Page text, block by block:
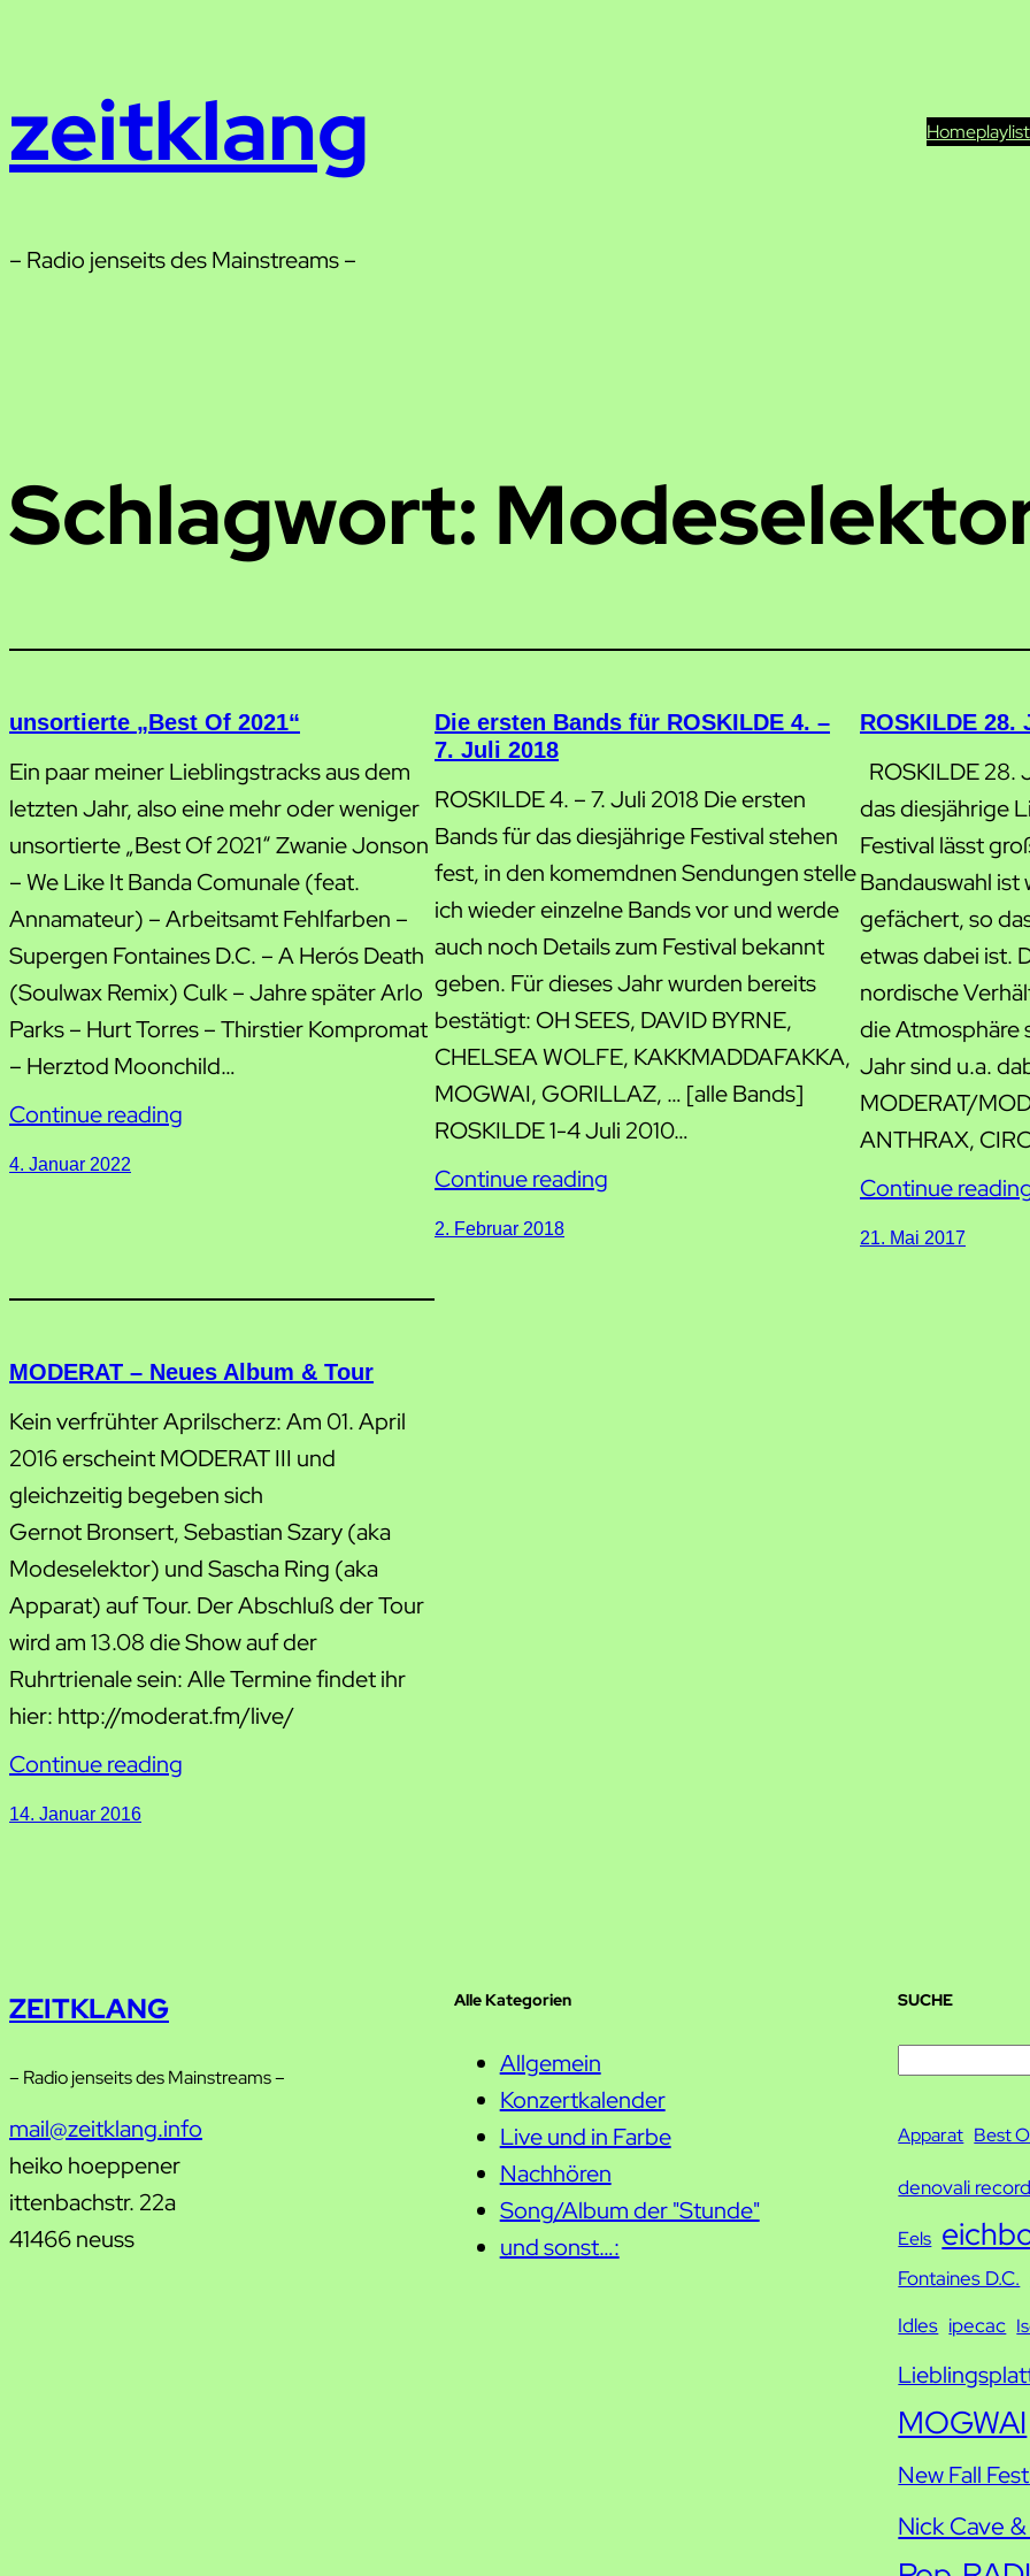
zeitklang Home
– Radio jenseits des Mainstreams –
Schlagwort:
unsortierte „Best Of 2021“
Ein paar meiner Lieblingstracks aus dem
letzten Jahr, also eine mehr oder weniger
unsortierte „Best Of 2021“ Zwanie Jonson
– We Like It Banda Comunale (feat.
Annamateur) – Arbeitsamt Fehlfarben –
Supergen Fontaines D.C. – A Hero´s Death
(Soulwax Remix) Culk – Jahre später Arlo
Parks – Hurt Torres – Thirstier Kompromat
– Herztod Moonchild…
Continue reading
4. Januar 2022
Die ersten Bands für ROSKILDE 4. –
7. Juli 2018
ROSKILDE 4. – 7. Juli 2018 Die ersten
Bands für das diesjährige Festival stehen
fest, in den komemdnen Sendungen stelle
ich wieder einzelne Bands vor und werde
auch noch Details zum Festival bekannt
geben. Für dieses Jahr wurden bereits
bestätigt: OH SEES, DAVID BYRNE,
CHELSEA WOLFE, KAKKMADDAFAKKA,
MOGWAI, GORILLAZ, … [alle Bands]
ROSKILDE 1-4 Juli 2010…
Continue reading
2. Februar 2018
ROSKILDE 28.
ROSKILDE 28.
das diesjährige
Festival lässt
Bandauswahl
gefächert, so
etwas dabei ist.
nordische
die Atmosphäre
Jahr sind u.a.
MODERAT/
ANTHRAX,
Continue
21. Mai 2017
MODERAT – Neues Album & Tour
Kein verfrühter Aprilscherz: Am 01. April
2016 erscheint MODERAT III und
gleichzeitig begeben sich
Gernot Bronsert, Sebastian Szary (aka
Modeselektor) und Sascha Ring (aka
Apparat) auf Tour. Der Abschluß der Tour
wird am 13.08 die Show auf der
Ruhrtrienale sein: Alle Termine findet ihr
hier: http://moderat.fm/live/
Continue reading
14. Januar 2016
ZEITKLANG
– Radio jenseits des Mainstreams –
mail@zeitklang.info
heiko hoeppener
ittenbachstr. 22a
41466 neuss
Alle Kategorien
Allgemein
Konzertkalender
Live und in Farbe
Nachhören
Song/Album der "Stunde"
und sonst…:
SUCHE
c
Apparat Best
denovali
Eels
Fontaines D.C.
Idles ipecac
MOGWAI
New Fall
Nick Cave